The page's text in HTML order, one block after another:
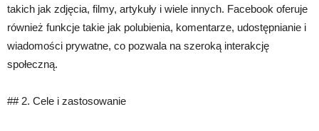
takich jak zdjęcia, filmy, artykuły i wiele innych. Facebook oferuje
również funkcje takie jak polubienia, komentarze, udostępnianie i
wiadomości prywatne, co pozwala na szeroką interakcję
społeczną.
## 2. Cele i zastosowanie